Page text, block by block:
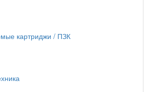
картриджи / ПЗК